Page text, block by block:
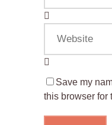
Save my
this browser for